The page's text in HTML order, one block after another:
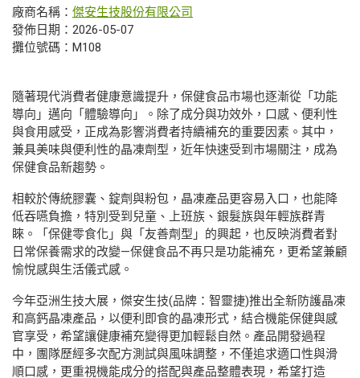
廠商名稱： 傑安生技股份有限公司
發佈日期：2026-05-07
攤位號碼：M108
隨著現代消費者健康意識提升，保健食品市場也逐漸從「功能
導向」邁向「體驗導向」。除了成分與功效外，口感、便利性
與食用感受，正成為影響消費者持續補充的重要因素。其中，
兼具美味與便利性的晶凍劑型，近年快速受到市場關注，成為
保健食品新趨勢。
相較於傳統膠囊、錠劑與粉包，晶凍產品更容易入口，也能降
低吞嚥負擔，特別受到兒童、上班族、銀髮族與年輕族群青
睞。「保健零食化」與「友善劑型」的興起，也反映消費者對
日常保養需求的改變—保健食品不再只是功能補充，更希望兼顧
愉悅感與生活儀式感。
今年亞洲生技大展，傑安生技(品牌：智靈捷)推出全新防護晶凍
和高鈣晶凍產品，以便利即食的晶凍形式，結合機能保健與感
官享受，希望讓健康補充變得更加輕鬆自然。產品開發過程
中，團隊歷經多次配方測試與風味調整，不僅追求適口性與滑
順口感，更重視機能成分的搭配與產品整體表現，希望打造